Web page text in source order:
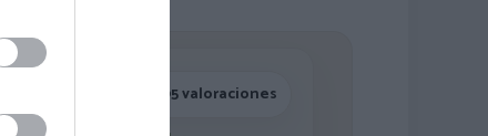
4,7/5 · 1.195 valoraciones